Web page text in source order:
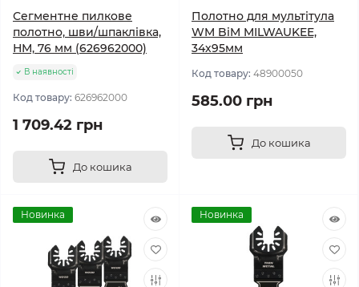
Сегментне пилкове
полотно, шви/шпаклівка,
НМ, 76 мм (626962000)
В наявності
Код товару: 626962000
1 709.42 грн
До кошика
Полотно для мультітула
WM BiM MILWAUKEE,
34х95мм
Код товару: 48900050
585.00 грн
До кошика
Новинка Новинка